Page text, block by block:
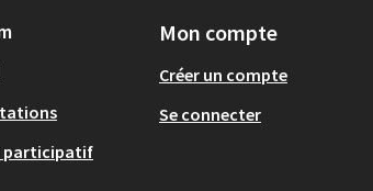
participatif
Mon compte
Créer un compte
Se connecter